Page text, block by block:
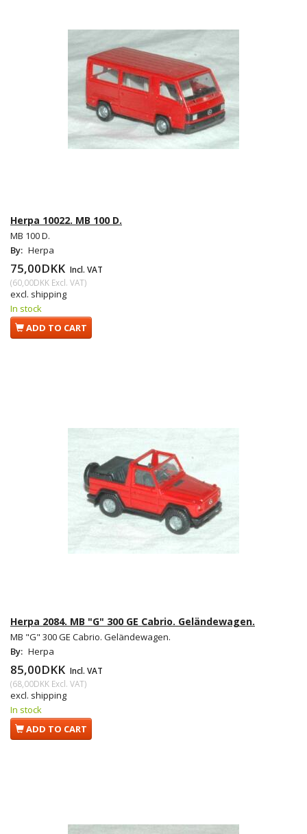
Herpa 10022. MB 100 D.
MB 100 D.
By: Herpa
75,00DKK Incl. VAT
(60,00DKK Excl. VAT)
excl. shipping
In stock
ADD TO CART
Herpa 2084. MB "G" 300 GE Cabrio. Geländewagen.
MB "G" 300 GE Cabrio. Geländewagen.
By: Herpa
85,00DKK Incl. VAT
(68,00DKK Excl. VAT)
excl. shipping
In stock
ADD TO CART